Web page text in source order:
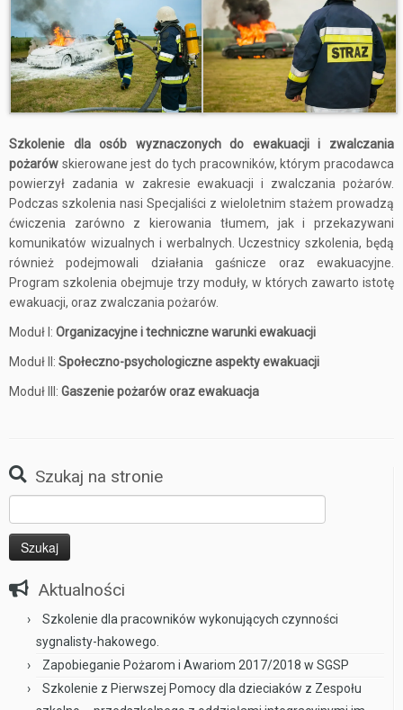
Szkolenie dla osób wyznaczonych do ewakuacji i zwalczania
pożarów skierowane jest do tych pracowników, którym pracodawca
powierzył zadania w zakresie ewakuacji i zwalczania pożarów.
Podczas szkolenia nasi Specjaliści z wieloletnim stażem prowadzą
ćwiczenia zarówno z kierowania tłumem, jak i przekazywani
komunikatów wizualnych i werbalnych. Uczestnicy szkolenia, będą
również podejmowali działania gaśnicze oraz ewakuacyjne.
Program szkolenia obejmuje trzy moduły, w których zawarto istotę
ewakuacji, oraz zwalczania pożarów.
Moduł I: Organizacyjne i techniczne warunki ewakuacji
Moduł II: Społeczno-psychologiczne aspekty ewakuacji
Moduł III: Gaszenie pożarów oraz ewakuacja
Szukaj na stronie
Aktualności
Szkolenie dla pracowników wykonujących czynności
sygnalisty-hakowego.
Zapobieganie Pożarom i Awariom 2017/2018 w SGSP
Szkolenie z Pierwszej Pomocy dla dzieciaków z Zespołu